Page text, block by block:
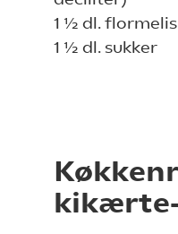
1 ½ dl. flormelis
1 ½ dl. sukker